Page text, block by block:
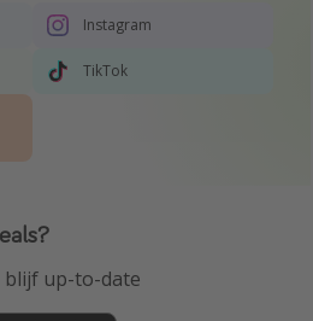
Instagram
TikTok
blijf up-to-date